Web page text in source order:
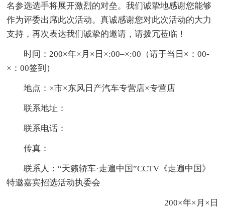
名参选选手将展开激烈的对垒。我们诚挚地感谢您能够
作为评委出席此次活动。真诚感谢您对此次活动的大力
支持，再次表达我们诚挚的邀请，请拨冗莅临！
时间：200×年×月×日×:00–×:00（请于当日×：00-
×：00签到）
地点：×市×东风日产汽车专营店×专营店
联系地址：
联系电话：
传真：
联系人：“天籁轿车·走遍中国”CCTV《走遍中国》
特邀嘉宾招选活动执委会
200×年×月×日